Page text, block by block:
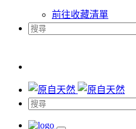
前往收藏清單